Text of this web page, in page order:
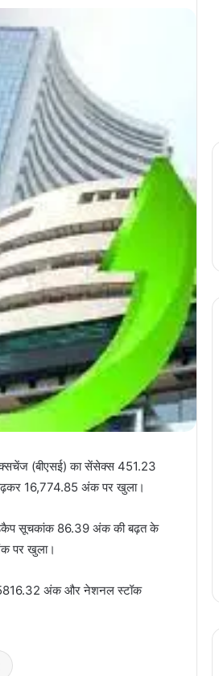
(बीएसई) का सेंसेक्स 451.23
16,774.85 अंक पर खुला।
सूचकांक 86.39 अंक की बढ़त के
पर खुला।
अंक और नेशनल स्टॉक